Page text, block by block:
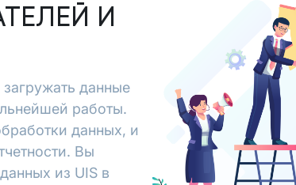
И
данные
работы.
данных, и
Вы
из UIS в